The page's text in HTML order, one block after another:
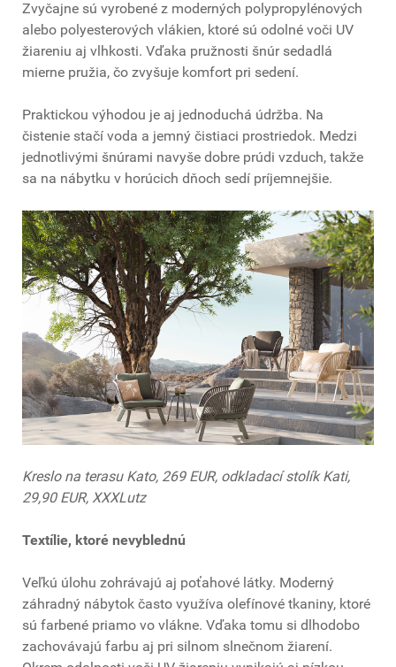
Zvyčajne sú vyrobené z moderných polypropylénových
alebo polyesterových vlákien, ktoré sú odolné voči UV
žiareniu aj vlhkosti. Vďaka pružnosti šnúr sedadlá
mierne pružia, čo zvyšuje komfort pri sedení.
Praktickou výhodou je aj jednoduchá údržba. Na
čistenie stačí voda a jemný čistiaci prostriedok. Medzi
jednotlivými šnúrami navyše dobre prúdi vzduch, takže
sa na nábytku v horúcich dňoch sedí príjemnejšie.
Kreslo na terasu Kato, 269 EUR, odkladací stolík Kati,
29,90 EUR, XXXLutz
Textílie, ktoré nevyblednú
Veľkú úlohu zohrávajú aj poťahové látky. Moderný
záhradný nábytok často využíva olefínové tkaniny, ktoré
sú farbené priamo vo vlákne. Vďaka tomu si dlhodobo
zachovávajú farbu aj pri silnom slnečnom žiarení.